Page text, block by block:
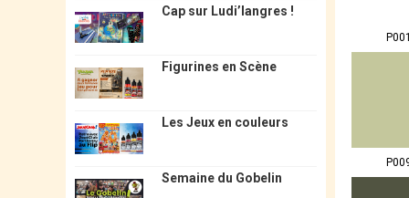
Cap sur Ludi’langres !
Figurines en Scène
Les Jeux en couleurs
Semaine du Gobelin
P001